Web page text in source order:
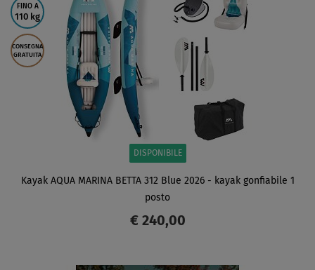
FINO A
110 kg
CONSEGNA
GRATUITA
DISPONIBILE
Kayak AQUA MARINA BETTA 312 Blue 2026 - kayak gonfiabile 1
posto
€ 240,00